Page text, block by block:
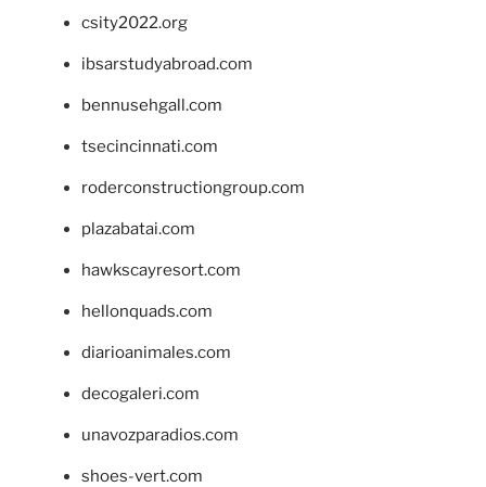
csity2022.org
ibsarstudyabroad.com
bennusehgall.com
tsecincinnati.com
roderconstructiongroup.com
plazabatai.com
hawkscayresort.com
hellonquads.com
diarioanimales.com
decogaleri.com
unavozparadios.com
shoes-vert.com